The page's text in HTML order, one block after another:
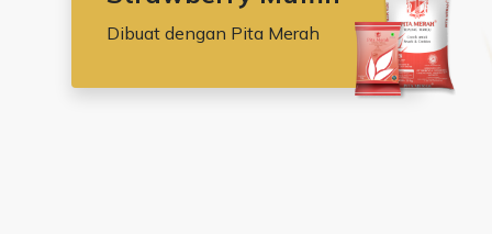
Dibuat dengan Pita Merah